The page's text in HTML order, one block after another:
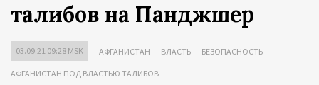
талибов на Панджшер
03.09.21 09:28 MSK АФГАНИСТАН ВЛАСТЬ БЕЗОПАСНОСТЬ
АФГАНИСТАН ПОД ВЛАСТЬЮ ТАЛИБОВ